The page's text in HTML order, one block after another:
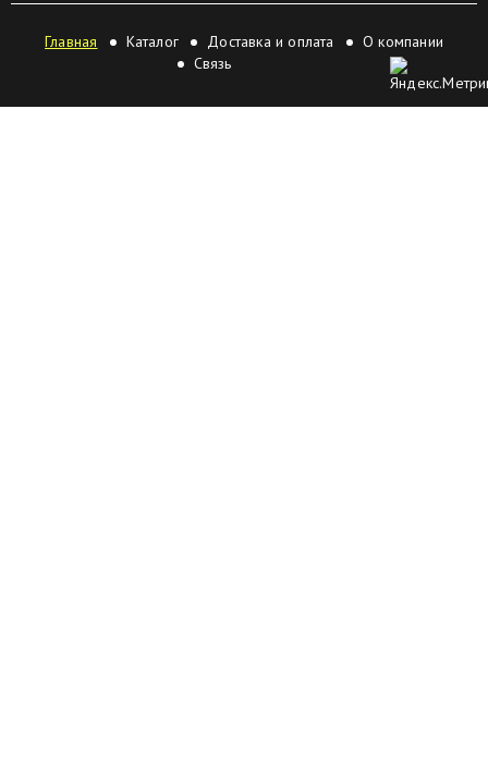
Главная Каталог Доставка и оплата
О компании
Связь